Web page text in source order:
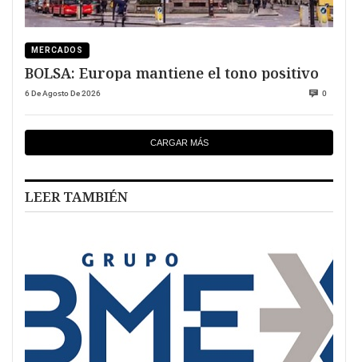
MERCADOS
BOLSA: Europa mantiene el tono positivo
6 De Agosto De 2026 0
CARGAR MÁS
LEER TAMBIÉN